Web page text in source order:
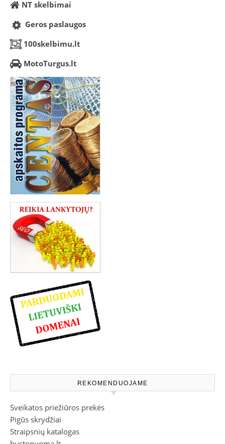
NT skelbimai
Geros paslaugos
100skelbimu.lt
MotoTurgus.lt
REKOMENDUOJAME
Sveikatos priežiūros prekės
Pigūs skrydžiai
Straipsnių katalogas